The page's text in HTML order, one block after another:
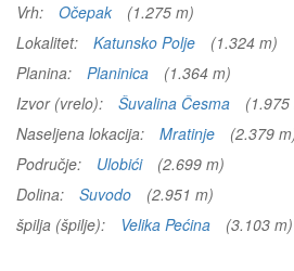
Vrh:
Očepak
(1.275 m)
Lokalitet:
Katunsko Polje
(1.324 m)
Planina:
Planinica
(1.364 m)
Izvor (vrelo):
Šuvalina Česma
Naseljena lokacija:
Mratinje
(2.379
Područje:
Ulobići
(2.699 m)
Dolina:
Suvodo
(2.951 m)
špilja (špilje):
Velika Pećina (3.103